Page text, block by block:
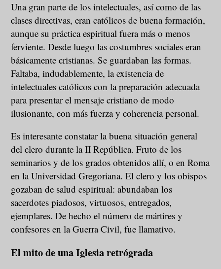
Una gran parte de los intelectuales, así como de las
clases directivas, eran católicos de buena formación,
aunque su práctica espiritual fuera más o menos
ferviente. Desde luego las costumbres sociales eran
básicamente cristianas. Se guardaban las formas.
Faltaba, indudablemente, la existencia de
intelectuales católicos con la preparación adecuada
para presentar el mensaje cristiano de modo
ilusionante, con más fuerza y coherencia personal.
Es interesante constatar la buena situación general
del clero durante la II República. Fruto de los
seminarios y de los grados obtenidos allí, o en Roma
en la Universidad Gregoriana. El clero y los obispos
gozaban de salud espiritual: abundaban los
sacerdotes piadosos, virtuosos, entregados,
ejemplares. De hecho el número de mártires y
confesores en la Guerra Civil, fue llamativo.
El mito de una Iglesia retrógrada